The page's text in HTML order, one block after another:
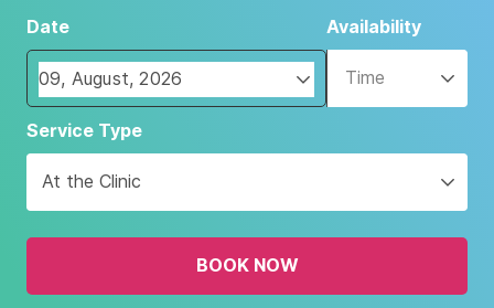
Date
Navigate
forward
interact
with
the
and
Availability
Time
Service Type
At the Clinic
BOOK NOW